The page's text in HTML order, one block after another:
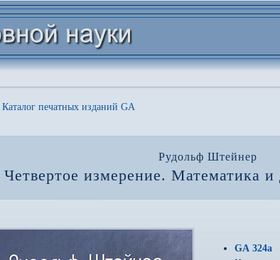
Каталог печатных изданий GA
Рудольф Штейнер
Четвертое измерение. Математика и
GA 324a